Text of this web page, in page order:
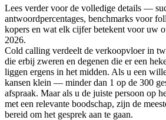
Lees verder voor de volledige details —
antwoordpercentages, benchmarks voor
kopers en wat elk cijfer betekent voor uw
2026.
Cold calling verdeelt de verkoopvloer in
die erbij zweren en degenen die er een
liggen ergens in het midden. Als u een
kansen klein — minder dan 1 op de 300
afspraak. Maar als u de juiste persoon op
met een relevante boodschap, zijn de
bereid om het gesprek aan te gaan.